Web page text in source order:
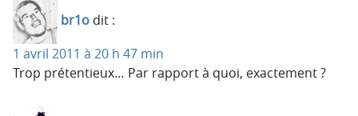
br1o dit :
1 avril 2011 à 20 h 47 min
Trop prétentieux… Par rapport à quoi, exactement ?